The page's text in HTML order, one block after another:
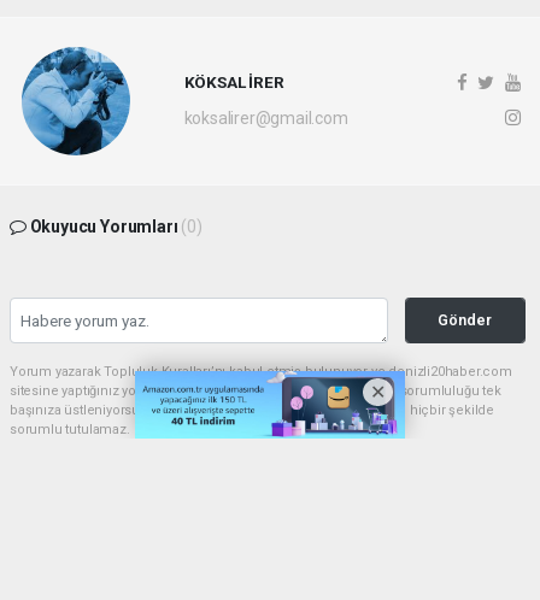
KÖKSAL İRER
koksalirer@gmail.com
Okuyucu Yorumları (0)
Gönder
Yorum yazarak Topluluk Kuralları’nı kabul etmiş bulunuyor ve denizli20haber.com
sitesine yaptığınız yorumunuzla ilgili doğrudan veya dolaylı tüm sorumluluğu tek
başınıza üstleniyorsunuz. Yazılan tüm yorumlardan site yönetimi hiçbir şekilde
sorumlu tutulamaz.